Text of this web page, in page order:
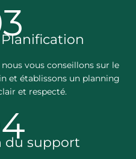
vous conseillons sur le
et établissons un planning
et respecté.
du support